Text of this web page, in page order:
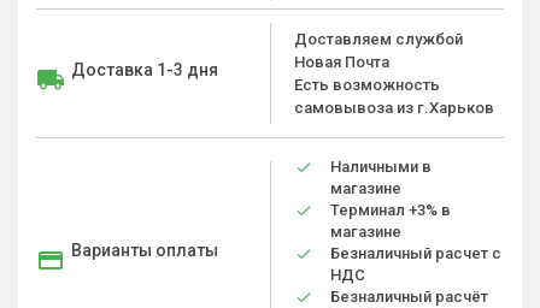
Доставка 1-3 дня
Доставляем службой
Новая Почта
Есть возможность
самовывоза из г.Харьков
Варианты оплаты
Наличными в
магазине
Терминал +3% в
магазине
Безналичный расчет с
НДС
Безналичный расчёт